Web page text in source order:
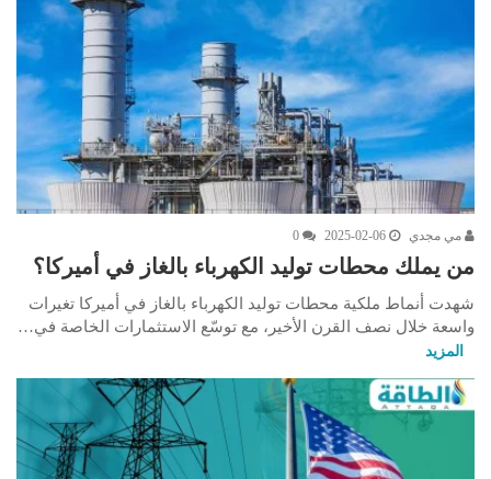
مي مجدي 2025-02-06
0
من يملك محطات توليد الكهرباء بالغاز في أميركا؟
شهدت أنماط ملكية محطات توليد الكهرباء بالغاز في أميركا تغيرات
واسعة خلال نصف القرن الأخير، مع توسّع الاستثمارات الخاصة في…
المزيد